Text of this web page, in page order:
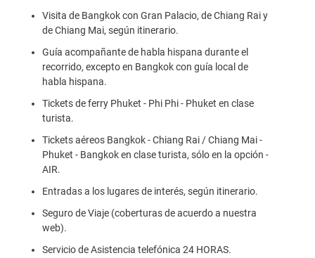
Visita de Bangkok con Gran Palacio, de Chiang Rai y
de Chiang Mai, según itinerario.
Guía acompañante de habla hispana durante el
recorrido, excepto en Bangkok con guía local de
habla hispana.
Tickets de ferry Phuket - Phi Phi - Phuket en clase
turista.
Tickets aéreos Bangkok - Chiang Rai / Chiang Mai -
Phuket - Bangkok en clase turista, sólo en la opción -
AIR.
Entradas a los lugares de interés, según itinerario.
Seguro de Viaje (coberturas de acuerdo a nuestra
web).
Servicio de Asistencia telefónica 24 HORAS.